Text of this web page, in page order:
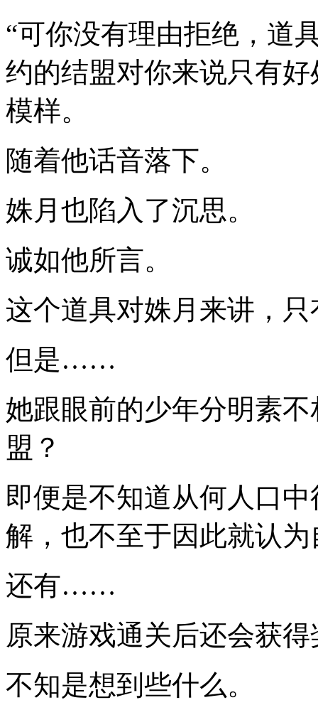
“可你没有理由拒绝，道
约的结盟对你来说只有
模样。
随着他话音落下。
姝月也陷入了沉思。
诚如他所言。
这个道具对姝月来讲，
但是……
她跟眼前的少年分明素
盟？
即便是不知道从何人口
解，也不至于因此就认
还有……
原来游戏通关后还会获
不知是想到些什么。